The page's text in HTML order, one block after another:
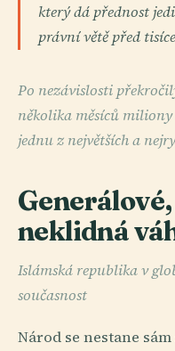
který dá přednost
právní větě před
Po nezávislosti
několika měsíců
jednu z největších a
neklidná
Islámská republika v
současnost
Národ se nestane